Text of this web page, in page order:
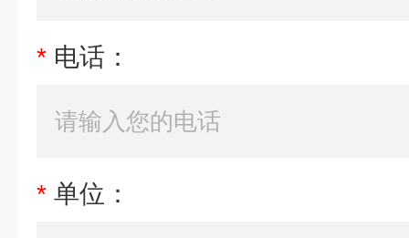
* 电话：
* 单位：